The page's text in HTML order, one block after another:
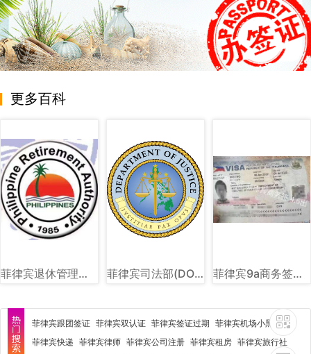
更多百科
菲律宾退休管理局（PRA）图文详解 菲律宾司法部(DOJ)图文讲解 菲律宾9a商务签样式图片
菲律宾跟团签证 菲律宾双认证 菲律宾签证过期 菲律宾机场小黑屋
菲律宾快递 菲律宾律师 菲律宾公司注册 菲律宾租房 菲律宾旅行社